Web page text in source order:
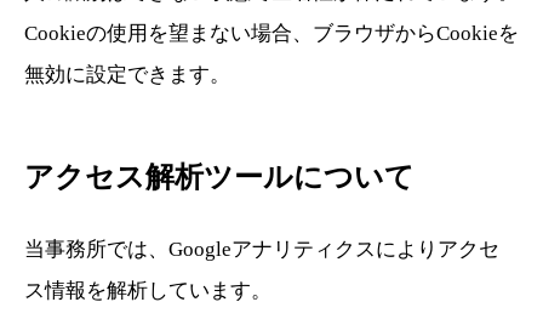
Cookieの使用を望まない場合、ブラウザからCookieを
無効に設定できます。
アクセス解析ツールについて
当事務所では、Googleアナリティクスによりアクセ
ス情報を解析しています。